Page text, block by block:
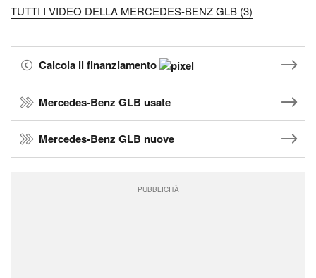
TUTTI I VIDEO DELLA MERCEDES-BENZ GLB (3)
Calcola il finanziamento
Mercedes-Benz GLB usate
Mercedes-Benz GLB nuove
PUBBLICITÀ